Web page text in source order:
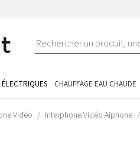
CHAUFFAGE EAU CHAUDE
Vidéo Interphone Vidéo Aiphone